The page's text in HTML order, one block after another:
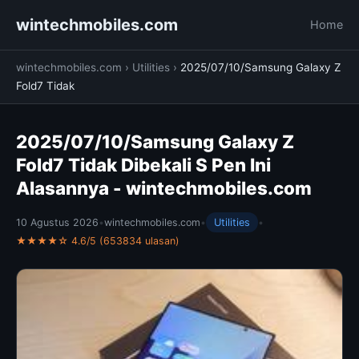
wintechmobiles.com Home
wintechmobiles.com › Utilities › 2025/07/10/Samsung Galaxy Z
Fold7 Tidak
2025/07/10/Samsung Galaxy Z
Fold7 Tidak Dibekali S Pen Ini
Alasannya - wintechmobiles.com
10 Agustus 2026 •wintechmobiles.com • Utilities
•
★★★★☆ 4.6/5 (653834 ulasan)